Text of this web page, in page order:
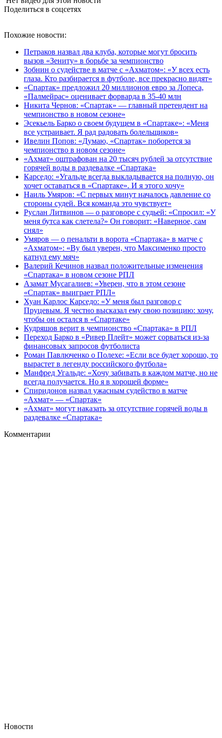
Поделиться в соцсетях
Похожие новости:
Петраков назвал два клуба, которые могут бросить
вызов «Зениту» в борьбе за чемпионство
Зобнин о судействе в матче с «Ахматом»: «У всех есть
глаза. Кто разбирается в футболе, все прекрасно видят»
«Спартак» предложил 20 миллионов евро за Лопеса,
«Палмейрас» оценивает форварда в 35-40 млн
Никита Чернов: «Спартак» — главный претендент на
чемпионство в новом сезоне»
Эсекьель Барко о своем будущем в «Спартаке»: «Меня
все устраивает. Я рад радовать болельщиков»
Ивелин Попов: «Думаю, «Спартак» поборется за
чемпионство в новом сезоне»
«Ахмат» оштрафован на 20 тысяч рублей за отсутствие
горячей воды в раздевалке «Спартака»
Карседо: «Угальде всегда выкладывается на полную, он
хочет оставаться в «Спартаке». И я этого хочу»
Наиль Умяров: «С первых минут началось давление со
стороны судей. Вся команда это чувствует»
Руслан Литвинов — о разговоре с судьей: «Спросил: «У
меня бутса как слетела?» Он говорит: «Наверное, сам
снял»
Умяров — о пенальти в ворота «Спартака» в матче с
«Ахматом»: «Ву был уверен, что Максименко просто
катнул ему мяч»
Валерий Кечинов назвал положительные изменения
«Спартака» в новом сезоне РПЛ
Азамат Мусагалиев: «Уверен, что в этом сезоне
«Спартак» выиграет РПЛ»
Хуан Карлос Карседо: «У меня был разговор с
Пруцевым. Я честно высказал ему свою позицию: хочу,
чтобы он остался в «Спартаке»
Кудряшов верит в чемпионство «Спартака» в РПЛ
Переход Барко в «Ривер Плейт» может сорваться из‑за
финансовых запросов футболиста
Роман Павлюченко о Полехе: «Если все будет хорошо, то
вырастет в легенду российского футбола»
Манфред Угальде: «Хочу забивать в каждом матче, но не
всегда получается. Но я в хорошей форме»
Спиридонов назвал ужасным судейство в матче
«Ахмат» — «Спартак»
«Ахмат» могут наказать за отсутствие горячей воды в
раздевалке «Спартака»
Комментарии
Новости